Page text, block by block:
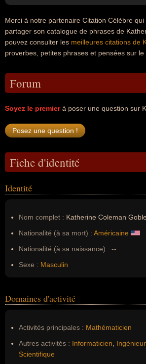
Merci à notre partenaire Citation Célèbre
partager son catalogue de phrases de
pouvez consulter les meilleures citations de
proverbes, petites phrases et pensées sur le
Forum
Soyez le premierà poser une question sur
Fiche d'identité
Identité
Nom complet : Katherine Coleman
Nationalité (à sa mort) : Américaine
Nationalité (à sa naissance) : --
Sexe : Masculin
Domaines d'activité
Activités principales : Mathématicien
Autres activités : Informaticien Ingénieur,
Scientifique